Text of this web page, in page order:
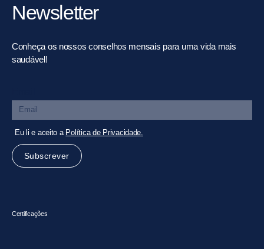
Newsletter
Conheça os nossos conselhos mensais para uma vida mais
saudável!
Eu li e aceito a Política de Privacidade.
Subscrever
Certificações